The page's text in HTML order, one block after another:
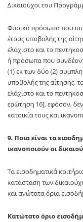
Δικαιούχοι του
Φυσικά πρόσωπα που
έτους υποβολής της
ελάχιστο και το
ή πρόσωπα που
(1) εκ των δύο (2)
υποβολής της αίτησης,
ελάχιστο και το
ερώτηση 16], εφόσον,
κατοικία τους και
9. Ποια είναι τα
ικανοποιούν οι
Τα εισοδηματικά
κατάσταση των
και ανώτατα όρια
Κατώτατο όριο